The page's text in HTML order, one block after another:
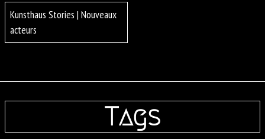
Kunsthaus Stories | Nouveaux
acteurs
Tags